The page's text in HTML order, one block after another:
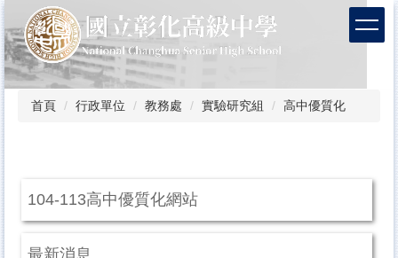
到
主
要
內
首頁 行政單位 教務處 實驗研究組 高中優質化
104-113高中優質化網站
最新消息